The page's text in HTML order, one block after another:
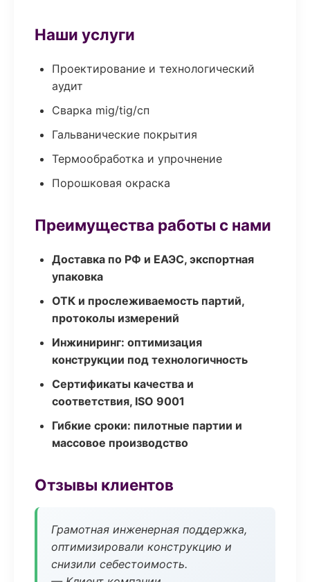
Наши услуги
Проектирование и технологический
аудит
Сварка mig/tig/сп
Гальванические покрытия
Термообработка и упрочнение
Порошковая окраска
Преимущества работы с нами
Доставка по РФ и ЕАЭС, экспортная
упаковка
ОТК и прослеживаемость партий,
протоколы измерений
Инжиниринг: оптимизация
конструкции под технологичность
Сертификаты качества и
соответствия, ISO 9001
Гибкие сроки: пилотные партии и
массовое производство
Отзывы клиентов
Грамотная инженерная поддержка,
оптимизировали конструкцию и
снизили себестоимость.